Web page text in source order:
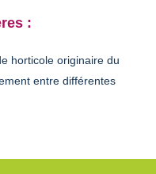
:
horticole originaire du
entre différentes